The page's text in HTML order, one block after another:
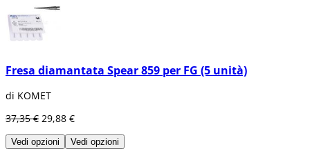
Fresa diamantata Spear 859 per FG (5 unità)
di KOMET
37,35 € 29,88 €
Vedi opzioni Vedi opzioni